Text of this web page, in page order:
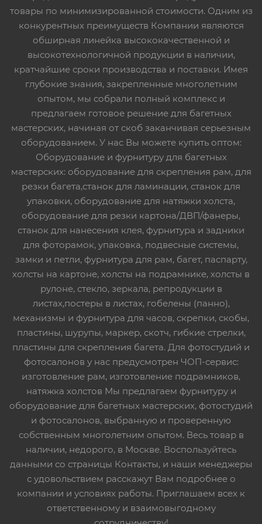
товары по минимизированной стоимости. Одним из
конкурентных преимуществ Компании являются
обширная линейка высококачественной и
высокотехнологичной продукции в наличии,
кратчайшие сроки производства и поставки. Имея
глубокие знания, закрепленные многолетним
опытом, мы собрали полный комплекс и
предлагаем готовое решение для багетных
мастерских, начиная от скоб заканчивая серьезным
оборудованием. У нас Вы можете купить оптом:
Оборудование и фурнитуру для багетных
мастерских: оборудование для скрепления рам, для
резки багета,станок для ламинации, станок для
упаковки, оборудование для натяжки холста,
оборудование для резки картона/ДВП/фанеры,
станок для нанесения клея, фурнитура и задники
для фоторамок, упаковка, подвесные системы,
замки и петли, фурнитура для рам, багет, паспарту,
холсты на картоне, холсты на подрамнике, холсты в
рулоне, стекло, зеркала, репродукции в
листах,постеры в листах, гобелены (панно),
механизмы и фурнитура для часов, скрепки, скобы,
пластины, шурупы, маркер, скотч, гибкие стрелки,
пластины для скрепления багета. Для фотостудий и
фотосалонов у нас предусмотрен ЧОП-сервис:
изготовление рам, изготовление подрамников,
натяжка холстов Мы предлагаем фурнитуру и
оборудование для багетных мастерских, фотостудий
и фотосалонов, выбранную и проверенную
собственным многолетним опытом. Весь товар в
наличии, недорого, в Москве. Воспользуйтесь
данными со страницы Контакты, и наши менеджеры
с удовольствием расскажут Вам подробнее о
компании и условиях работы. Приглашаем всех к
ответственному и взаимовыгодному